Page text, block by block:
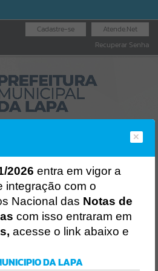
Atende.Net
Cadastre-se
Recuperar Senha
LICITAÇÕES
NOTA FISCAL
ELETRÔNICA
2026 entra em vigor a
integração com o
Nacional das Notas de
com isso entraram em
acesse o link abaixo e
DA LAPA